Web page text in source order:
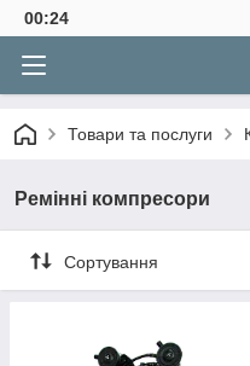
00:24
Товари та послуги
Ремінні компресори
Сортування